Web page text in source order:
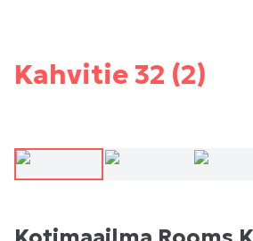
Kahvitie 32 (2)